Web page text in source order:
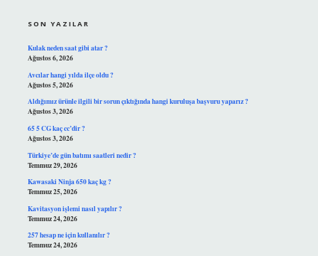
SON YAZILAR
Kulak neden saat gibi atar ?
Ağustos 6, 2026
Avcılar hangi yılda ilçe oldu ?
Ağustos 5, 2026
Aldığımız ürünle ilgili bir sorun çıktığında hangi kuruluşa başvuru yaparız ?
Ağustos 3, 2026
65 5 CG kaç cc’dir ?
Ağustos 3, 2026
Türkiye’de gün batımı saatleri nedir ?
Temmuz 29, 2026
Kawasaki Ninja 650 kaç kg ?
Temmuz 25, 2026
Kavitasyon işlemi nasıl yapılır ?
Temmuz 24, 2026
257 hesap ne için kullanılır ?
Temmuz 24, 2026